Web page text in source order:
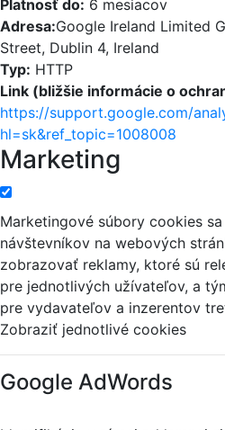
Platnosť do: 6 mesiacov
Adresa:Google Ireland Limited
Street, Dublin 4, Ireland
Typ: HTTP
Link (bližšie informácie o
https://support.google.com/
hl=sk&ref_topic=1008008
Marketing
Marketingové súbory cookies
návštevníkov na webových
zobrazovať reklamy, ktoré sú
pre jednotlivých užívateľov, a
pre vydavateľov a inzerentov
Zobraziť jednotlivé cookies
Google AdWords